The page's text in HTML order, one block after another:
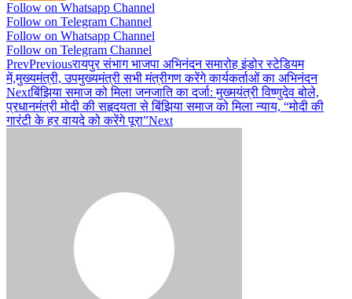
Follow on Whatsapp Channel
Follow on Telegram Channel
Follow on Whatsapp Channel
Follow on Telegram Channel
PrevPreviousरायपुर संभाग भाजपा अभिनंदन समारोह इंडोर स्टेडियम
में,मुख्यमंत्री, उपमुख्यमंत्री सभी मंत्रीगण करेंगे कार्यकर्ताओं का अभिनंदन
Nextबिंझिया समाज को मिला जनजाति का दर्जा: मुख्मयंत्री विष्णुदेव बोले,
प्रधानमंत्री मोदी की सहृदयता से बिंझिया समाज को मिला न्याय, “मोदी की
गारंटी के हर वायदे को करेंगे पूरा”Next